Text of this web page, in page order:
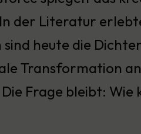
der Literatur
heute die
Transformation
Frage bleibt: